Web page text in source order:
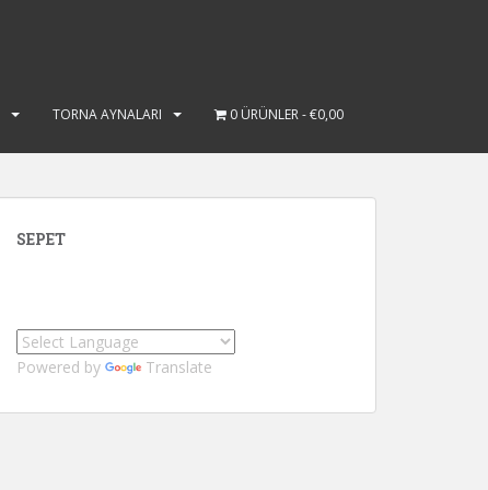
TORNA AYNALARI 0 ÜRÜNLER €0,00
SEPET
Powered by Translate